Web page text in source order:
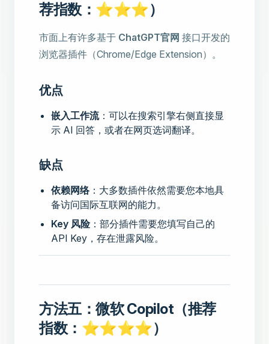
荐指数：⭐⭐⭐）
市面上有许多基于 ChatGPT官网 接口开发的
浏览器插件（Chrome/Edge Extension）。
优点
嵌入工作流：可以在搜索引擎右侧直接显
示 AI 回答，或者在网页选词翻译。
缺点
依赖网络：大多数插件依然需要您本地具
备访问国际互联网的能力。
Key 风险：部分插件需要您填写自己的
API Key，存在泄露风险。
方法五：微软 Copilot（推荐
指数：⭐⭐⭐⭐）